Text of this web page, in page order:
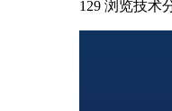
129 浏览技术